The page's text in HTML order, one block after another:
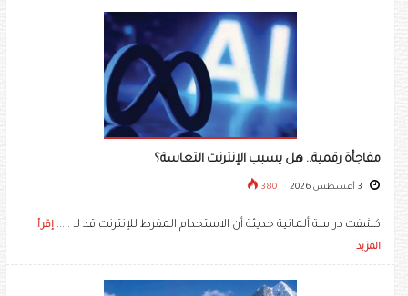
مفاجأة رقمية.. هل يسبب الإنترنت التعاسة؟
380
كشفت دراسة ألمانية حديثة أن الاستخدام المفرط للإنترنت قد لا ..... إقرأ
المزيد